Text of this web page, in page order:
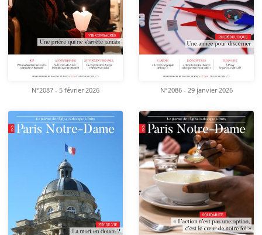
N°2087 - 5 février 2026 N°2086 - 29 janvier 2026